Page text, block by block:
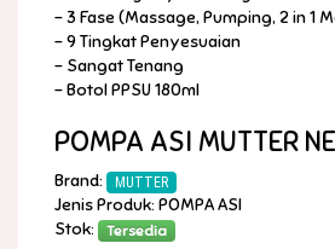
- 3 Fase (Massage, Pumping, 2 in 1
- 9 Tingkat Penyesuaian
- Sangat Tenang
- Botol PPSU 180ml
POMPA ASI MUTTER
Brand: MUTTER
Jenis Produk: POMPA ASI
Stok:
Tersedia